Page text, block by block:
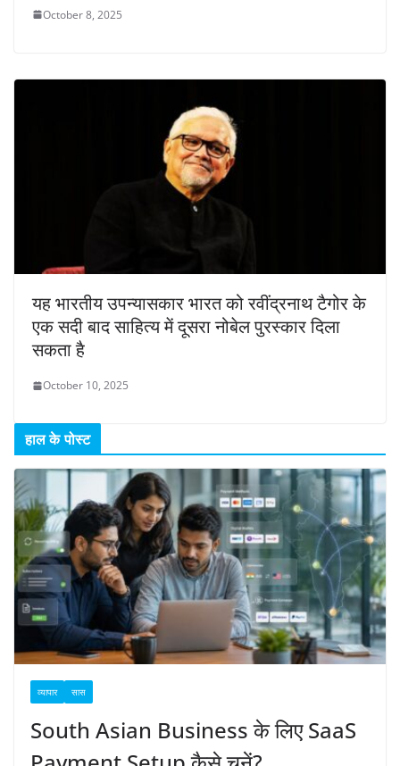
October 8, 2025
यह भारतीय उपन्यासकार भारत को रवींद्रनाथ टैगोर के
एक सदी बाद साहित्य में दूसरा नोबेल पुरस्कार दिला
सकता है
October 10, 2025
हाल के पोस्ट
व्यापार सास
South Asian Business के लिए SaaS